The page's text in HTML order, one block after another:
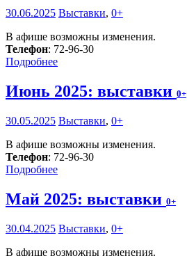
30.06.2025 Выставки, 0+
В афише возможны изменения.
Телефон: 72-96-30
Подробнее
Июнь 2025: выставки 0+
30.05.2025 Выставки, 0+
В афише возможны изменения.
Телефон: 72-96-30
Подробнее
Май 2025: выставки 0+
30.04.2025 Выставки, 0+
В афише возможны изменения.